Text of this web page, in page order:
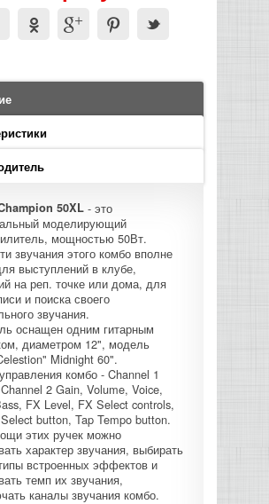
МАССИВЫ
ПАССИВНЫЕ
МОНИТОРЫ
ПЛЕЕРЫ,
АКТИВНЫЕ
ДЛЯ
СИСТЕМ
АС И КРОССОВЕРЫ
УСИЛИТЕЛИ И КАБИНЕТЫ
ПРИНАДЛЕЖНОСТИ
И ГРУВБОКСЫ
ДЛЯ КЛАВИШНЫХ
И МИКРОФОННЫЕ
ОБЕСПЕЧЕНИЕ
ВИНИЛА
РЕКОРДЕРЫ
КОНВЕРТЕРЫ
НОВИНОК
50XL - это
моделирующий
мощностью 50Вт.
звучания этого комбо вполне
выступлений в клубе,
на реп. точке или дома, для
и поиска своего
звучания.
оснащен одним гитарным
диаметром 12", модель
Midnight 60".
комбо - Channel 1
2 Gain, Volume, Voice,
FX Level, FX Select controls,
button, Tap Tempo button.
этих ручек можно
характер звучания, выбирать
встроенных эффектов и
темп их звучания,
каналы звучания комбо.